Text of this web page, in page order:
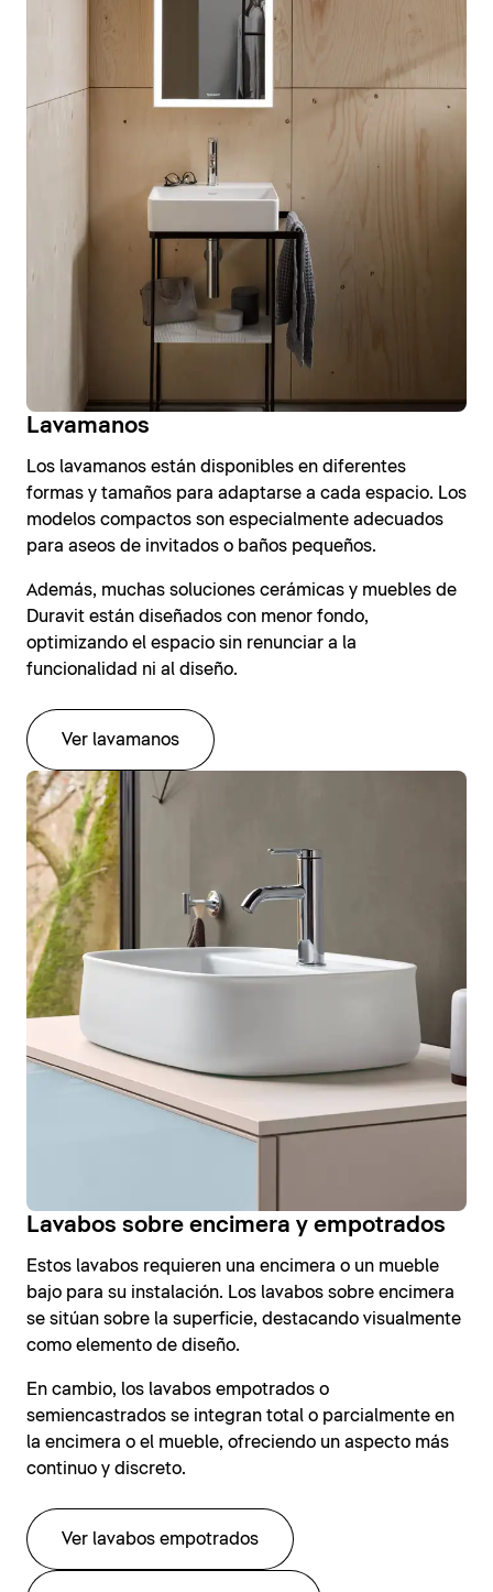
Lavamanos
Los lavamanos están disponibles en diferentes
formas y tamaños para adaptarse a cada espacio. Los
modelos compactos son especialmente adecuados
para aseos de invitados o baños pequeños.
Además, muchas soluciones cerámicas y muebles de
Duravit están diseñados con menor fondo,
optimizando el espacio sin renunciar a la
funcionalidad ni al diseño.
Ver lavamanos
Lavabos sobre encimera y empotrados
Estos lavabos requieren una encimera o un mueble
bajo para su instalación. Los lavabos sobre encimera
se sitúan sobre la superficie, destacando visualmente
como elemento de diseño.
En cambio, los lavabos empotrados o
semiencastrados se integran total o parcialmente en
la encimera o el mueble, ofreciendo un aspecto más
continuo y discreto.
Ver lavabos empotrados